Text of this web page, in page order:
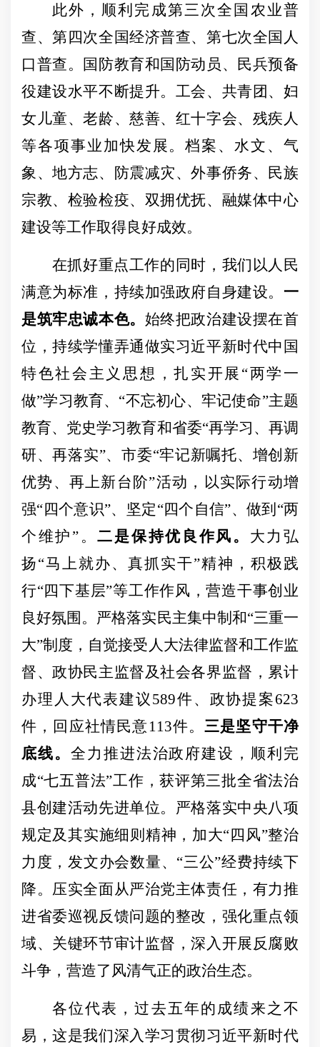
此外，顺利完成第三次全国农业普
查、第四次全国经济普查、第七次全国人
口普查。国防教育和国防动员、民兵预备
役建设水平不断提升。工会、共青团、妇
女儿童、老龄、慈善、红十字会、残疾人
等各项事业加快发展。档案、水文、气
象、地方志、防震减灾、外事侨务、 民族
宗教、检验检疫、双拥优抚、融媒体中心
建设等工作取得良好成效。
在抓好重点工作的同时，我们 以人民
满意为标准，持续加强政府自身建设。 一
是筑牢忠诚本色。 始终把政治建设摆在首
位，持续学懂弄通做实习近平新时代中国
特色社会主义思想，扎实开展 “两学一
做”学习教育、“不忘初心、牢记使命”主题
教育、党史学习教育和省委“再学习、再调
研、再落实”、市委“牢记新嘱托、增创新
优势、再上新台阶”活动，以实际行动增
强“四个意识”、坚定“四个自信”、做到“两
个维护”。二是保持优良作风。 大力弘
扬“马上就办、真抓实干”精神，积极践
行“四下基层”等工作作风，营造干事创业
良好氛围。严格落实民主集中制和“三重一
大”制度，自觉接受人大法律监督和工作监
督、政协民主监督及社会各界监督，累计
办理人大代表建议589件、政协提案623
件，回应社情民意113件。三是坚守干净
底线。 全力推进法治政府建设， 顺利完
成“七五普法”工作，获评第三批全省法治
县创建活动先进单位。严格落实中央八项
规定及其实施细则精神，加大“四风”整治
力度，发文办会数量、“三公”经费持续下
降。压实全面从严治党主体责任，有力推
进省委巡视反馈问题的整改，强化重点领
域、关键环节审计监督，深入开展反腐败
斗争，营造了风清气正的政治生态。
各位代表，过去五年的成绩来之不
易，这是我们深入学习贯彻习近平新时代